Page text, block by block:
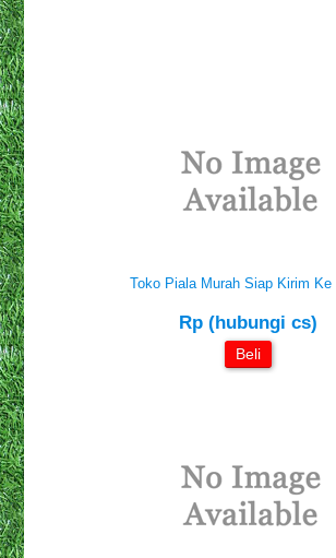
Toko Piala Murah Siap Kirim Ke
Rp (hubungi cs)
Beli